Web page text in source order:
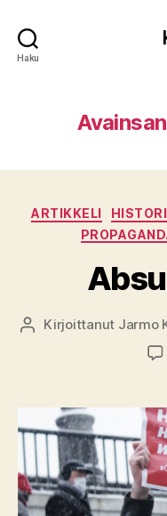
Haku
ARTIKKELI
Kirjoittaja
Kirjoittanut Jarmo